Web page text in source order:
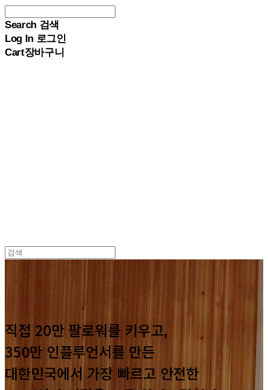
Search 검색
Log In 로그인
Cart장바구니
직접 20만 팔로워를 키우고,
350만 인플루언서를 만든
대한민국에서 가장 빠르고 안전한